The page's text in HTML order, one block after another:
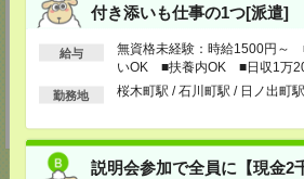
付き添いも仕事の1つ[派遣]
給与
無資格未経験：時給1500円～
いOK ■扶養内OK ■日収1万
以上
勤務地 桜木町駅 / 石川町駅 / 日ノ出町
説明会参加で全員に【現金2
高崎支社
支社内）
TEL：0120-921-871
MAIL： worker@nissonet.co.jp
担当：採用担当者